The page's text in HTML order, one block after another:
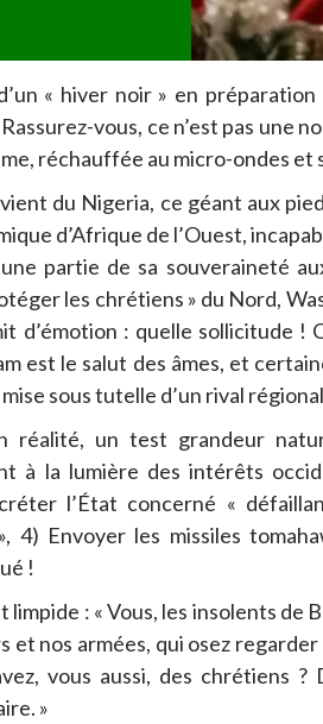
« hiver noir » en
vous, ce n’est pas une
réchauffée au micro-ondes et
du Nigeria, ce géant aux
d’Afrique de l’Ouest,
partie de sa souveraineté
les chrétiens » du Nord,
d’émotion : quelle sollicitude !
est le salut des âmes, et
sous tutelle d’un rival
réalité, un test grandeur
à la lumière des intérêts
l’État concerné «
4) Envoyer les missiles
!
limpide : « Vous, les insolents
et nos armées, qui osez
vous aussi, des chrétiens
»